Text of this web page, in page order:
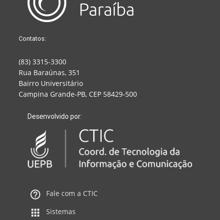
Contatos:
(83) 3315-3300
Rua Baraúnas, 351
Bairro Universitário
Campina Grande-PB, CEP 58429-500
Desenvolvido por:
Fale com a CTIC
Sistemas